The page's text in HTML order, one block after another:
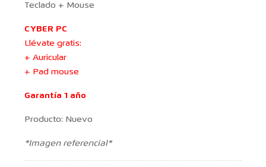
Teclado + Mouse
CYBER PC
Llévate gratis:
+ Auricular
+ Pad mouse
Garantía 1 año
Producto: Nuevo
*Imagen referencial*